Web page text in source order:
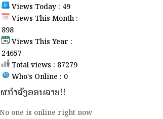
Views Today : 49
Views This Month :
898
Views This Year :
24657
Total views : 87279
Who's Online : 0
ກຳລັງອອນລາຍ!!
No one is online right now